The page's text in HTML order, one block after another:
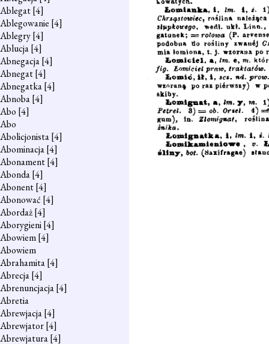
Ablegat[4]
Ablegowanie [4]
Ablegry[4]
Ablucja[4]
Abnegacja[4]
Abnegat[4]
Abnegatka[4]
Abnoba[4]
Abo [4]
Abo
Abolicjonista[4]
Abominacja[4]
Abonament[4]
Abonda[4]
Abonent[4]
Abonować [4]
Abordaż[4]
Aborygieni[4]
Abowiem[4]
Abowiem
Abrahamita[4]
Abrecja[4]
Abrenuncjacja[4]
Abretia
Abrewjacja[4]
Abrewjator[4]
Abrewjatura[4]